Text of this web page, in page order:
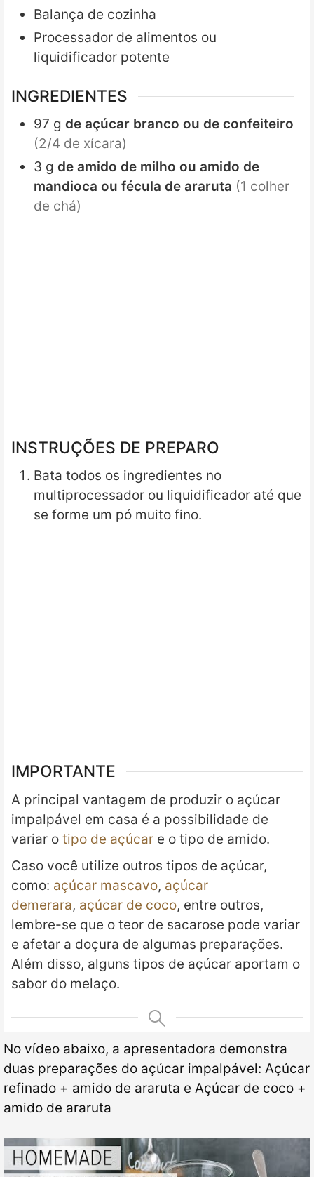
Balança de cozinha
Processador de alimentos ou
liquidificador potente
INGREDIENTES
97 g de açúcar branco ou de confeiteiro
(2/4 de xícara)
3 g de amido de milho ou amido de
mandioca ou fécula de araruta (1 colher
de chá)
INSTRUÇÕES DE PREPARO
Bata todos os ingredientes no
multiprocessador ou liquidificador até que
se forme um pó muito fino.
IMPORTANTE
A principal vantagem de produzir o açúcar
impalpável em casa é a possibilidade de
variar o tipo de açúcar e o tipo de amido.
Caso você utilize outros tipos de açúcar,
como: açúcar mascavo, açúcar
demerara, açúcar de coco, entre outros,
lembre-se que o teor de sacarose pode variar
e afetar a doçura de algumas preparações.
Além disso, alguns tipos de açúcar aportam o
sabor do melaço.
No vídeo abaixo, a apresentadora demonstra
duas preparações do açúcar impalpável: Açúcar
refinado + amido de araruta e Açúcar de coco +
amido de araruta